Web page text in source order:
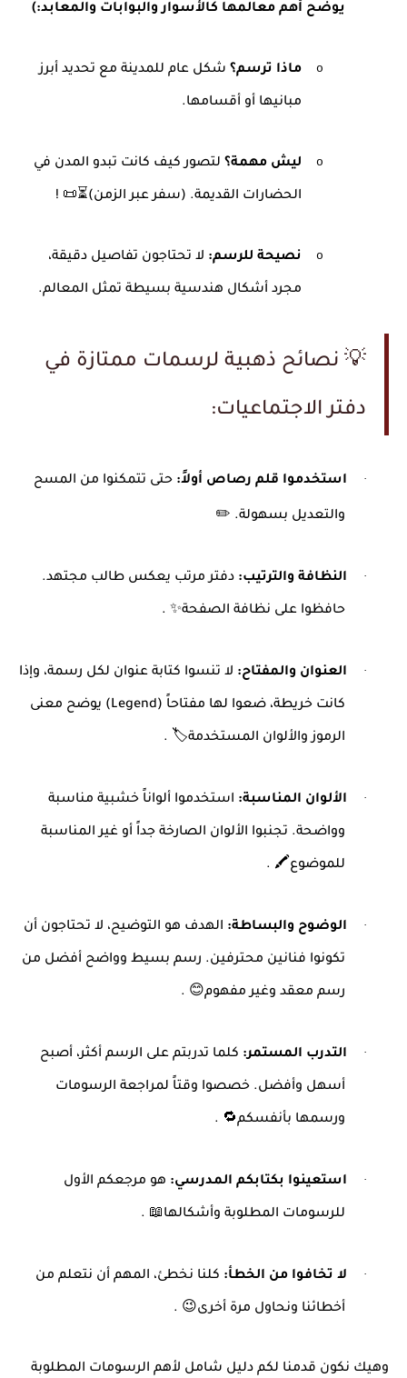
يوضح أهم معالمها كالأسوار والبوابات والمعابد(:
o ماذا ترسم؟ شكل عام للمدينة مع تحديد أبرز
مبانيها أو أقسامها.
o ليش مهمة؟ لتصور كيف كانت تبدو المدن في
الحضارات القديمة. (سفر عبر الزمن! 📜⏳(
o نصيحة للرسم: لا تحتاجون تفاصيل دقيقة،
مجرد أشكال هندسية بسيطة تمثل المعالم.
💡 نصائح ذهبية لرسمات ممتازة في
دفتر الاجتماعيات:
· استخدموا قلم رصاص أولاً: حتى تتمكنوا من المسح
والتعديل بسهولة. ✏
· النظافة والترتيب: دفتر مرتب يعكس طالب مجتهد.
حافظوا على نظافة الصفحة. ✨
· العنوان والمفتاح: لا تنسوا كتابة عنوان لكل رسمة، وإذا
كانت خريطة، ضعوا لها مفتاحاً (Legend) يوضح معنى
الرموز والألوان المستخدمة. 🏷️
· الألوان المناسبة: استخدموا ألواناً خشبية مناسبة
وواضحة. تجنبوا الألوان الصارخة جداً أو غير المناسبة
للموضوع . 🖍️
· الوضوح والبساطة: الهدف هو التوضيح، لا تحتاجون أن
تكونوا فنانين محترفين. رسم بسيط وواضح أفضل من
رسم معقد وغير مفهوم. 😊
· التدرب المستمر: كلما تدربتم على الرسم أكثر، أصبح
أسهل وأفضل. خصصوا وقتاً لمراجعة الرسومات
ورسمها بأنفسكم. 🔁
· استعينوا بكتابكم المدرسي: هو مرجعكم الأول
للرسومات المطلوبة وأشكالها. 📖
· لا تخافوا من الخطأ: كلنا نخطئ، المهم أن نتعلم من
أخطائنا ونحاول مرة أخرى. 😉
وهيك نكون قدمنا لكم دليل شامل لأهم الرسومات المطلوبة